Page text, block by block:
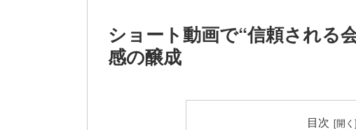
ショート動画で“信頼される
感の醸成
目次